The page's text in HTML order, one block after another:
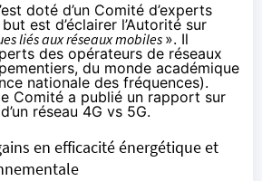
doté d’un Comité d’experts
est d’éclairer l’Autorité sur
liés aux réseaux mobiles ». Il
des opérateurs de réseaux
du monde académique
nationale des fréquences).
le Comité a publié un rapport sur
réseau 4G vs 5G.
en efficacité énergétique et